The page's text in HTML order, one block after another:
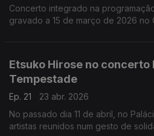
Concerto integrado na programação
gravado a 15 de março de 2026 no
Etsuko Hirose no concerto
Tempestade
Ep. 21
23 abr. 2026
No passado dia 11 de abril, no
artistas reunidos num gesto de